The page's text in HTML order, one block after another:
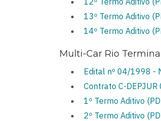
13º Termo Aditivo
14º Termo Aditivo
Multi-Car Rio
Edital nº 04/1998 -
Contrato C-
1º Termo Aditivo
2º Termo Aditivo